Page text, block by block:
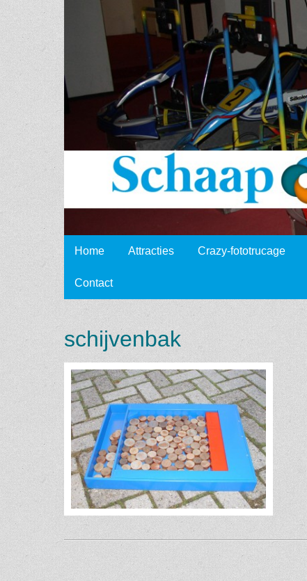
Schaap
Events
Main menu
Skip to content
Home Attracties Crazy-fototrucage
Contact
schijvenbak